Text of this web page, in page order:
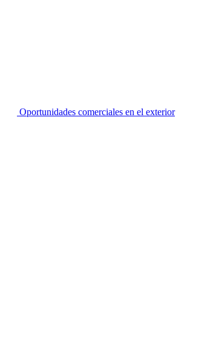
Oportunidades comerciales en el exterior